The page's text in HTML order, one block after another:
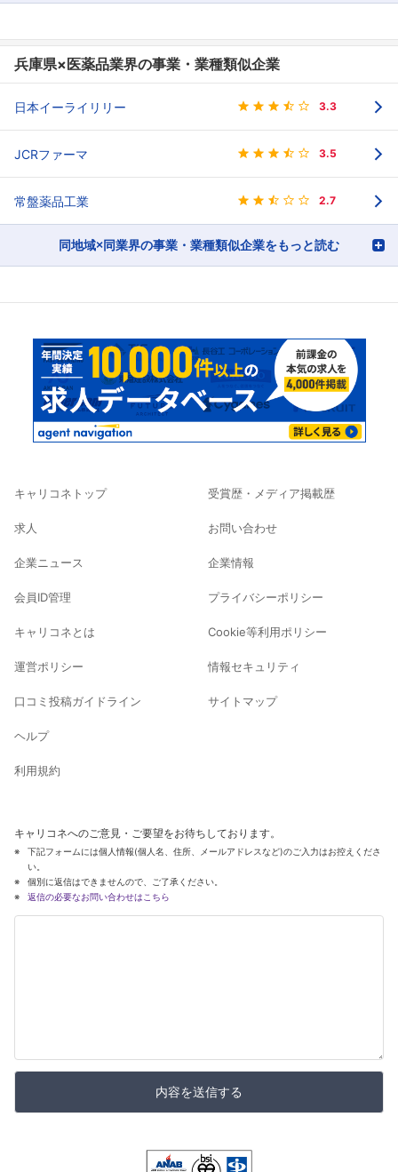
兵庫県×医薬品業界の事業・業種類似企業
日本イーライリリー 3.3
JCRファーマ 3.5
常盤薬品工業 2.7
同地域×同業界の事業・業種類似企業をもっと読む
キャリコネトップ
求人
企業ニュース
会員ID管理
キャリコネとは
運営ポリシー
口コミ投稿ガイドライン
ヘルプ
利用規約
受賞歴・メディア掲載歴
お問い合わせ
企業情報
プライバシーポリシー
Cookie等利用ポリシー
情報セキュリティ
サイトマップ
キャリコネへのご意見・ご要望をお待ちしております。
下記フォームには個人情報(個人名、住所、メールアドレスなど)のご入力はお控えくださ
い。
個別に返信はできませんので、ご了承ください。
返信の必要なお問い合わせはこちら
内容を送信する